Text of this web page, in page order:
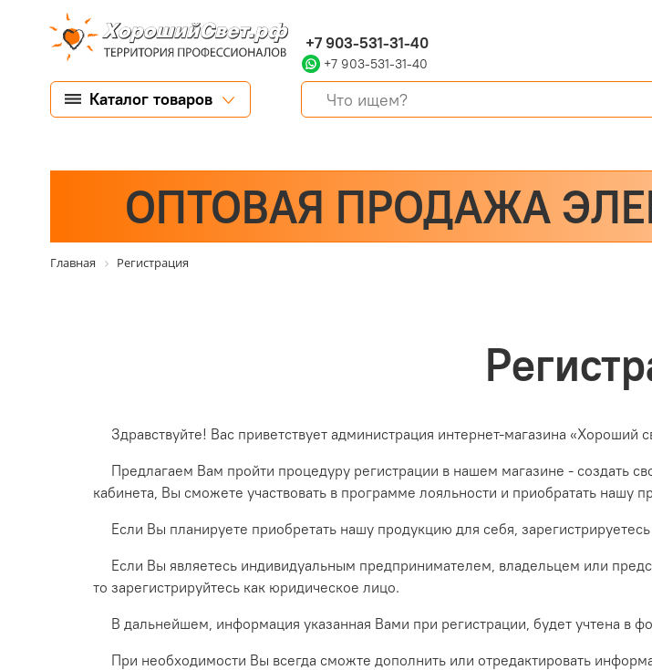
+7 903-531-31-40
+7 903-531-31-40
Каталог товаров
ОПТОВАЯ ПРОДАЖА
Главная Регистрация
Здравствуйте! Вас приветствует администрация интернет-магазина «Хороший
Предлагаем Вам пройти процедуру регистрации в нашем магазине - создать
кабинета, Вы сможете участвовать в программе лояльности и приобратать нашу
Если Вы планируете приобретать нашу продукцию для себя,
Если Вы являетесь индивидуальным предпринимателем, владельцем или
то зарегистрируйтесь как юридическое лицо.
В дальнейшем, информация указанная Вами при регистрации, будет учтена в
При необходимости Вы всегда сможте дополнить или отредактировать